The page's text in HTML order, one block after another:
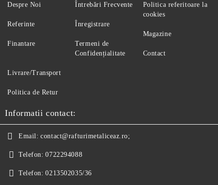
Despre Noi
Referinte
Finantare
Întrebări Frecvente
Înregistrare
Termeni de
Confidențialitate
Politica referitoare la
cookies
Magazine
Contact
Livrare/Transport
Politica de Retur
Informatii contact:
Email: contact@rafturimetaliceaz.ro;
Telefon: 0722294088
Telefon: 0213502035/36